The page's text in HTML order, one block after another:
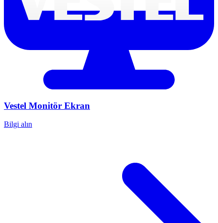
Vestel Monitör Ekran
Bilgi alın